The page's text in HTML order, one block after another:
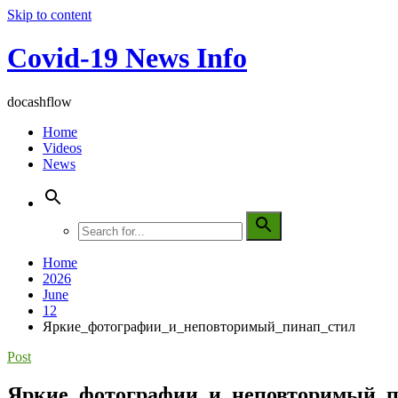
Skip to content
Covid-19 News Info
docashflow
Home
Videos
News
Home
2026
June
12
Яркие_фотографии_и_неповторимый_пинап_стил
Post